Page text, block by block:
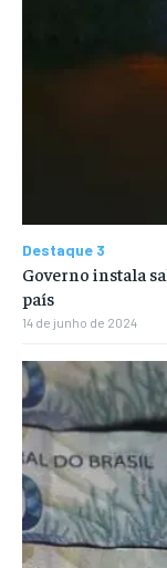
Destaque 3
Governo instala
país
14 de junho de 2024